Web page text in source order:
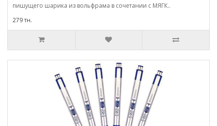
пишущего шарика из вольфрама в сочетании с МЯГК..
279 тн.